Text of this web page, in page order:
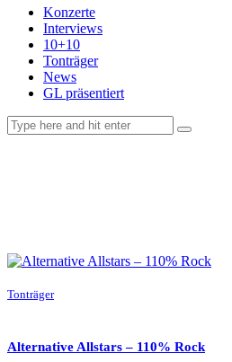
Konzerte
Interviews
10+10
Tonträger
News
GL präsentiert
Tonträger
Alternative Allstars – 110% Rock